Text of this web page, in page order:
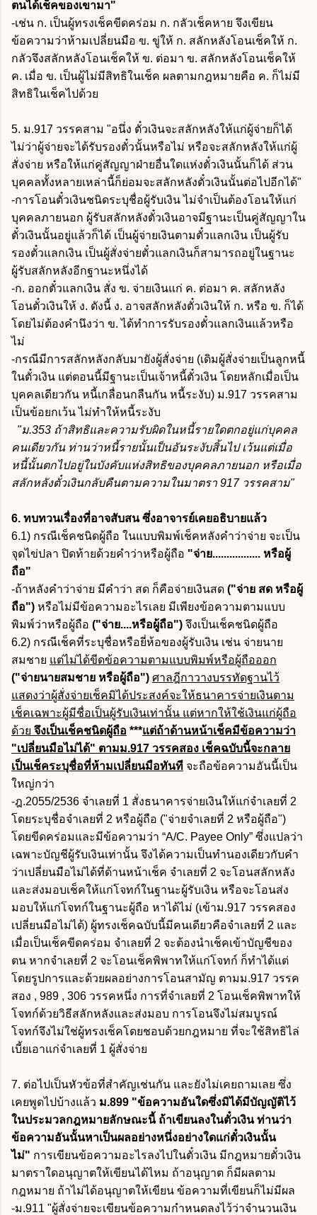
ตนได้เช็คของเขามา"
-เช่น ก. เป็นผู้ทรงเช็คขีดคร่อม ก. กลัวเช็คหาย จึงเขียน
ข้อความว่าห้ามเปลี่ยนมือ ข. ขู่ให้ ก. สลักหลังโอนเช็คให้ ก.
กลัวจึงสลักหลังโอนเช็คให้ ข. ต่อมา ข. สลักหลังโอนเช็คให้
ค. เมื่อ ข. เป็นผู้ไม่มีสิทธิในเช็ค ผลตามกฎหมายคือ ค. ก็ไม่มี
สิทธิในเช็คไปด้วย
5. ม.917 วรรคสาม "อนึ่ง ตั๋วเงินจะสลักหลังให้แก่ผู้จ่ายก็ได้
ไม่ว่าผู้จ่ายจะได้รับรองตั๋วนั้นหรือไม่ หรือจะสลักหลังให้แก่ผู้
สั่งจ่าย หรือให้แก่คู่สัญญาฝ่ายอื่นใดแห่งตั๋วเงินนั้นก็ได้ ส่วน
บุคคลทั้งหลายเหล่านี้ก็ย่อมจะสลักหลังตั๋วเงินนั้นต่อไปอีกได้"
-การโอนตั๋วเงินชนิดระบุชื่อผู้รับเงิน ไม่จำเป็นต้องโอนให้แก่
บุคคลภายนอก ผู้รับสลักหลังตั๋วเงินอาจมีฐานะเป็นคู่สัญญาใน
ตั๋วเงินนั้นอยู่แล้วก็ได้ เป็นผู้จ่ายเงินตามตั๋วแลกเงิน เป็นผู้รับ
รองตั๋วแลกเงิน เป็นผู้สั่งจ่ายตั๋วแลกเงินก็สามารถอยู่ในฐานะ
ผู้รับสลักหลังอีกฐานะหนึ่งได้
-ก. ออกตั๋วแลกเงิน สั่ง ข. จ่ายเงินแก่ ค. ต่อมา ค. สลักหลัง
โอนตั๋วเงินให้ ง. ดังนี้ ง. อาจสลักหลังตั๋วเงินให้ ก. หรือ ข. ก็ได้
โดยไม่ต้องคำนึงว่า ข. ได้ทำการรับรองตั๋วแลกเงินแล้วหรือ
ไม่
-กรณีมีการสลักหลังกลับมายังผู้สั่งจ่าย (เดิมผู้สั่งจ่ายเป็นลูกหนี้
ในตั๋วเงิน แต่ตอนนี้มีฐานะเป็นเจ้าหนี้ตั๋วเงิน โดยหลักเมื่อเป็น
บุคคลเดียวกัน หนี้เกลื่อนกลืนกัน หนี้ระงับ) ม.917 วรรคสาม
เป็นข้อยกเว้น ไม่ทำให้หนี้ระงับ
"ม.353 ถ้าสิทธิและความรับผิดในหนี้รายใดตกอยู่แก่บุคคล
คนเดียวกัน ท่านว่าหนี้รายนั้นเป็นอันระงับสิ้นไป เว้นแต่เมื่อ
หนี้นั้นตกไปอยู่ในบังคับแห่งสิทธิของบุคคลภายนอก หรือเมื่อ
สลักหลังตั๋วเงินกลับคืนตามความในมาตรา 917 วรรคสาม"
6. ทบทวนเรื่องที่อาจสับสน ซึ่งอาจารย์เคยอธิบายแล้ว
6.1) กรณีเช็คชนิดผู้ถือ ในแบบพิมพ์เช็คหลังคำว่าจ่าย จะเป็น
จุดไข่ปลา ปิดท้ายด้วยคำว่าหรือผู้ถือ "จ่าย................. หรือผู้
ถือ"
-ถ้าหลังคำว่าจ่าย มีคำว่า สด ก็คือจ่ายเงินสด ("จ่าย สด หรือผู้
ถือ") หรือไม่มีข้อความอะไรเลย มีเพียงข้อความตามแบบ
พิมพ์ว่าหรือผู้ถือ ("จ่าย....หรือผู้ถือ") จึงเป็นเช็คชนิดผู้ถือ
6.2) กรณีเช็คที่ระบุชื่อหรือยี่ห้อของผู้รับเงิน เช่น จ่ายนาย
สมชาย แต่ไม่ได้ขีดข้อความตามแบบพิมพ์หรือผู้ถือออก
("จ่ายนายสมชาย หรือผู้ถือ") ศาลฎีกาวางบรรทัดฐานไว้
แสดงว่าผู้สั่งจ่ายเช็คมิได้ประสงค์จะให้ธนาคารจ่ายเงินตาม
เช็คเฉพาะผู้มีชื่อเป็นผู้รับเงินเท่านั้น แต่หากให้ใช้เงินแก่ผู้ถือ
ด้วย จึงเป็นเช็คชนิดผู้ถือ ***แต่ถ้าด้านหน้าเช็คมีข้อความว่า
"เปลี่ยนมือไม่ได้" ตามม.917 วรรคสอง เช็คฉบับนี้จะกลาย
เป็นเช็คระบุชื่อที่ห้ามเปลี่ยนมือทันที จะถือข้อความอันนี้เป็น
ใหญ่กว่า
-ฎ.2055/2536 จำเลยที่ 1 สั่งธนาคารจ่ายเงินให้แก่จำเลยที่ 2
โดยระบุชื่อจำเลยที่ 2 หรือผู้ถือ ("จ่ายจำเลยที่ 2 หรือผู้ถือ")
โดยขีดคร่อมและมีข้อความว่า “A/C. Payee Only” ซึ่งแปลว่า
เฉพาะบัญชีผู้รับเงินเท่านั้น จึงได้ความเป็นทำนองเดียวกับคำ
ว่าเปลี่ยนมือไม่ได้ที่ด้านหน้าเช็ค จำเลยที่ 2 จะโอนสลักหลัง
และส่งมอบเช็คให้แก่โจทก์ในฐานะผู้รับเงิน หรือจะโอนส่ง
มอบให้แก่โจทก์ในฐานะผู้ถือ หาได้ไม่ (เข้าม.917 วรรคสอง
เปลี่ยนมือไม่ได้) ผู้ทรงเช็คฉบับนี้มีคนเดียวคือจำเลยที่ 2 และ
เมื่อเป็นเช็คขีดคร่อม จำเลยที่ 2 จะต้องนำเช็คเข้าบัญชีของ
ตน หากจำเลยที่ 2 จะโอนเช็คพิพาทให้แก่โจทก์ ก็ทำได้แต่
โดยรูปการและด้วยผลอย่างการโอนสามัญ ตามม.917 วรรค
สอง , 989 , 306 วรรคหนึ่ง การที่จำเลยที่ 2 โอนเช็คพิพาทให้
โจทก์ด้วยวิธีสลักหลังและส่งมอบ การโอนจึงไม่สมบูรณ์
โจทก์จึงไม่ใช่ผู้ทรงเช็คโดยชอบด้วยกฎหมาย ที่จะใช้สิทธิไล่
เบี้ยเอาแก่จำเลยที่ 1 ผู้สั่งจ่าย
7. ต่อไปเป็นหัวข้อที่สำคัญเช่นกัน และยังไม่เคยถามเลย ซึ่ง
เคยพูดไปบ้างแล้ว ม.899 "ข้อความอันใดซึ่งมิได้มีบัญญัติไว้
ในประมวลกฎหมายลักษณะนี้ ถ้าเขียนลงในตั๋วเงิน ท่านว่า
ข้อความอันนั้นหาเป็นผลอย่างหนึ่งอย่างใดแก่ตั๋วเงินนั้น
ไม่" การเขียนข้อความอะไรลงไปในตั๋วเงิน มีกฎหมายตั๋วเงิน
มาตราใดอนุญาตให้เขียนได้ไหม ถ้าอนุญาต ก็มีผลตาม
กฎหมาย ถ้าไม่ได้อนุญาตให้เขียน ข้อความที่เขียนก็ไม่มีผล
-ม.911 "ผู้สั่งจ่ายจะเขียนข้อความกำหนดลงไว้ว่าจำนวนเงิน